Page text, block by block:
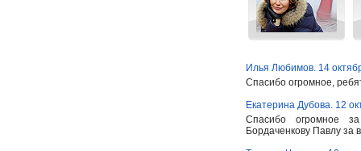
Илья Любимов. 14
Спасибо огромное,
Екатерина Дубова. 12
Спасибо огромное
Бордаченкову Павлу за